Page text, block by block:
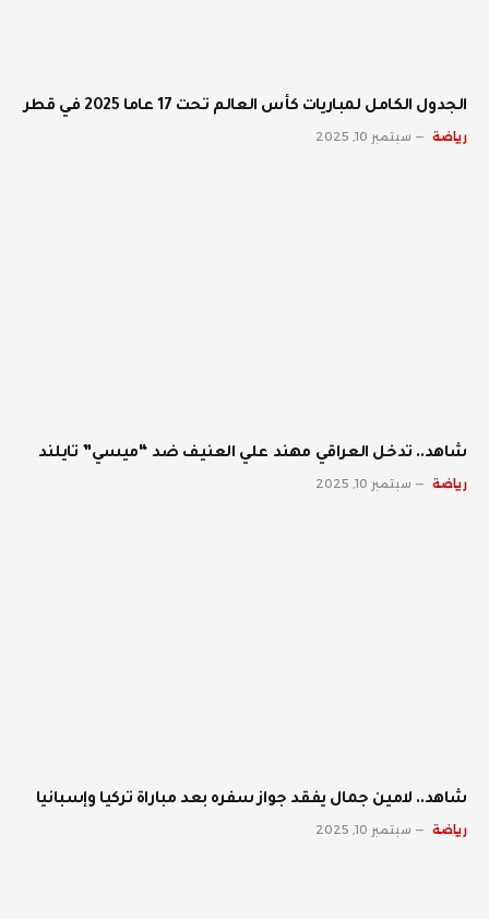
الجدول الكامل لمباريات كأس العالم تحت 17 عاما 2025 في قطر
رياضة سبتمبر 10, 2025
شاهد.. تدخل العراقي مهند علي العنيف ضد “ميسي” تايلند
رياضة سبتمبر 10, 2025
شاهد.. لامين جمال يفقد جواز سفره بعد مباراة تركيا وإسبانيا
رياضة سبتمبر 10, 2025